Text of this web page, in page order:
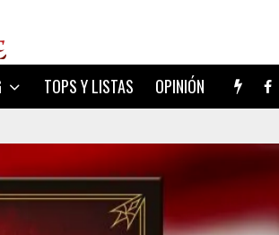
TOPS Y LISTAS OPINIÓN